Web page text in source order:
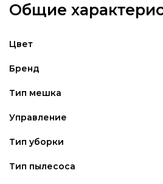
Общие
Цвет
Бренд
Тип мешка
Управление
Тип уборки
Тип пылесоса